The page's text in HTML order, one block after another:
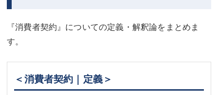
『消費者契約』についての定義・解釈論をまとめま
す。
＜消費者契約｜定義＞